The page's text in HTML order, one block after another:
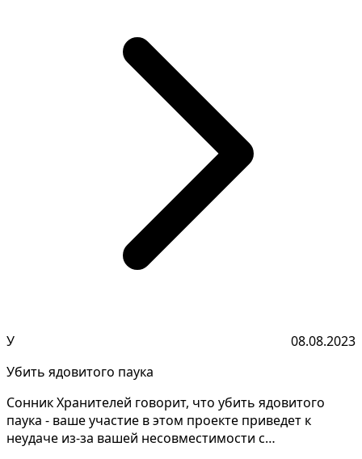
У
08.08.2023
Убить ядовитого паука
Сонник Хранителей говорит, что убить ядовитого
паука - ваше участие в этом проекте приведет к
неудаче из-за вашей несовместимости с